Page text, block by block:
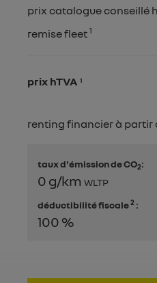
prix catalogue conseillé
remise fleet 1
prix hTVA 1
renting financier à partir
taux d'émission de CO2:
0 g/km WLTP
déductibilité fiscale2 :
100 %